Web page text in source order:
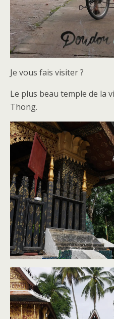
Je vous fais visiter ?
Le plus beau temple de la
Thong.